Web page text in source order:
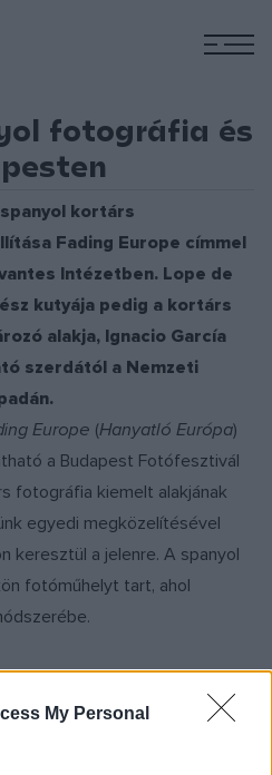
My Personal
fotográfia és
kortárs
Fading Europe címmel
Intézetben. Lope de
kutyája pedig a kortárs
alakja, Ignacio García
szerdától a Nemzeti
Europe (Hanyatló Európa)
a Budapest Fotófesztivál
fotográfia kiemelt alakjának
egyedi megközelítésével
keresztül a jelenre. A spanyol
fotóműhelyt tart, ahol
Antonio Benítez Barrios
annak